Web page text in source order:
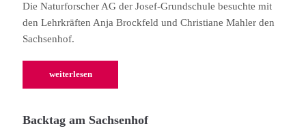
Die Naturforscher AG der Josef-Grundschule besuchte mit
den Lehrkräften Anja Brockfeld und Christiane Mahler den
Sachsenhof.
weiterlesen
Backtag am Sachsenhof